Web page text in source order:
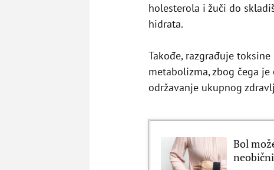
holesterola i žuči do
hidrata.
Takođe, razgrađuje
metabolizma, zbog čega
održavanje ukupnog
Bol